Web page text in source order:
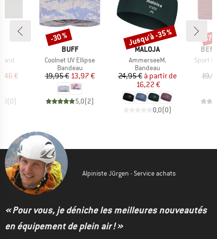
réduit
€
(0)
MARQUE
BUFF
Article
Coolnet UV Ellipse
Product group
Bandeau
Prix
19,95 €Prix réduit
13,97 €
5,0(2)
Remise
-30 %
MARQUE
MALOJA
Article
AmmerseeM.
Product group
Bandeau
Prix
24,95 € Prix réduit
à partir de
16,22 €
0,0(0)
Remise
Jusqu'à -35 %
Article
Sport
-
Alpiniste Jürgen - Service achats
« Pour vous, je déniche les meilleures nouveautés
en équipement de plein air ! »